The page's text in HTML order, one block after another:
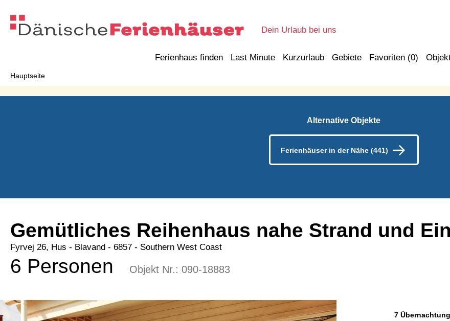
Dein Urlaub bei uns
Ferienhaus finden Last Minute Kurzurlaub Gebiete Favoriten (0)
Hauptseite
Alternative Objekte
Ferienhäuser in der Nähe (441)
Gemütliches Reihenhaus nahe Strand und
Fyrvej 26, Hus - Blavand - 6857 - Southern West Coast
6 Personen Objekt Nr.: 090-18883
7